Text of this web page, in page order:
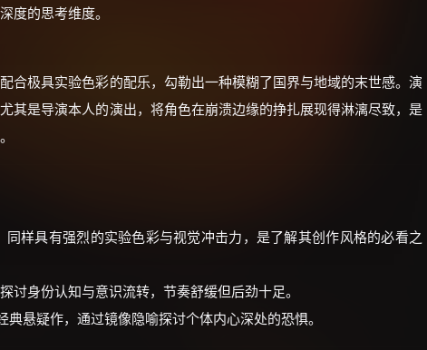
度的思考维度。
合极具实验色彩的配乐，勾勒出一种模糊了国界与地域的末世感。演
其是导演本人的演出，将角色在崩溃边缘的挣扎展现得淋漓尽致，是
同样具有强烈的实验色彩与视觉冲击力，是了解其创作风格的必看之
讨身份认知与意识流转，节奏舒缓但后劲十足。
典悬疑作，通过镜像隐喻探讨个体内心深处的恐惧。